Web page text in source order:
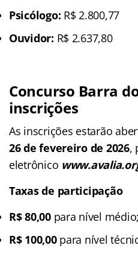
Psicólogo: R$ 2.800,77
Ouvidor: R$ 2.637,80
Concurso Barra
inscrições
As inscrições estarão
26 de fevereiro de 2026,
eletrônico
Taxas de participação
R$ 80,00para nível médio;
R$ 100,00para nível